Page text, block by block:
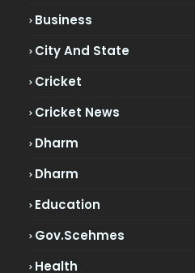
Business
City And State
Cricket
Cricket News
Dharm
Dharm
Education
Gov.scehmes
Health